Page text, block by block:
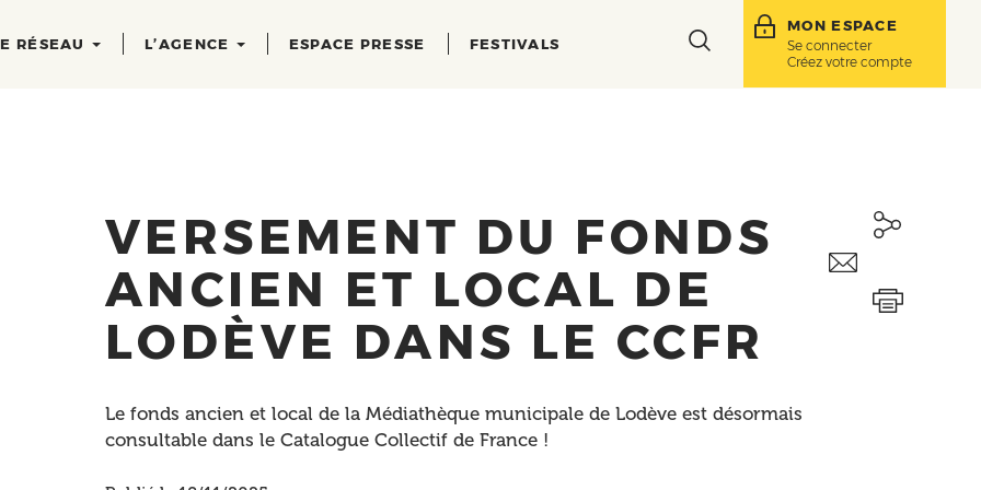
RÉSEAU L’AGENCE ESPACE PRESSE FESTIVALS
Toggle
MON ESPACE
Se connecter
Créez votre compte
VERSEMENT DU FONDS
ANCIEN ET LOCAL DE
LODÈVE DANS LE CCFR
Le fonds ancien et local de la Médiathèque municipale de Lodève est désormais
consultable dans le Catalogue Collectif de France !